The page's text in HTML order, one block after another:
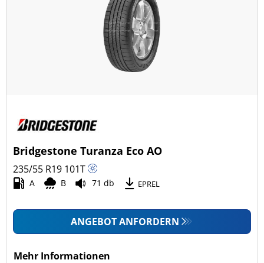
Bridgestone Turanza Eco AO
235/55 R19 101T
A B 71 db EPREL
ANGEBOT ANFORDERN
Mehr Informationen